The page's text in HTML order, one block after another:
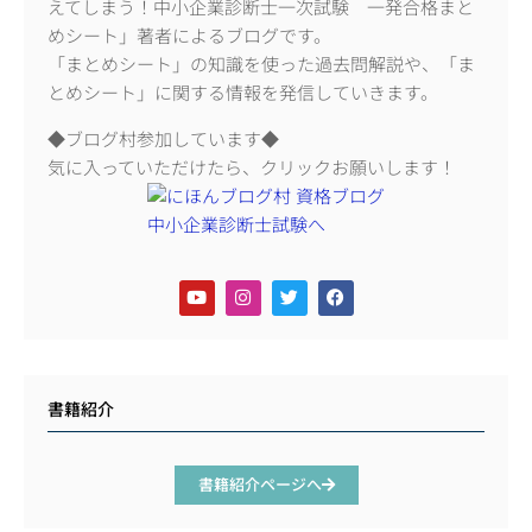
えてしまう！中小企業診断士一次試験 一発合格まと
めシート」著者によるブログです。
「まとめシート」の知識を使った過去問解説や、「ま
とめシート」に関する情報を発信していきます。
◆ブログ村参加しています◆
気に入っていただけたら、クリックお願いします！
書籍紹介
書籍紹介ページへ